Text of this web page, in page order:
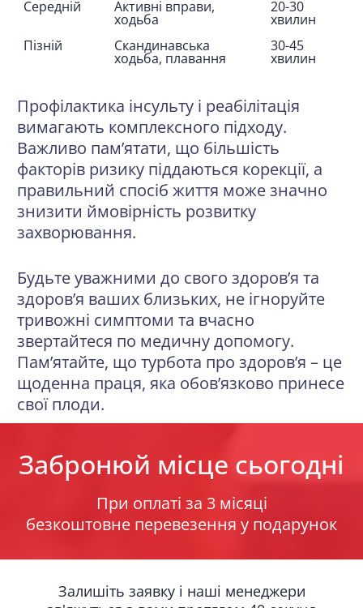
Середній
Активні вправи,
ходьба
20-30
хвилин
Пізній
Скандинавська
ходьба, плавання
30-45
хвилин
Профілактика інсульту і реабілітація
вимагають комплексного підходу.
Важливо пам’ятати, що більшість
факторів ризику піддаються корекції, а
правильний спосіб життя може значно
знизити ймовірність розвитку
захворювання.
Будьте уважними до свого здоров’я та
здоров’я ваших близьких, не ігноруйте
тривожні симптоми та вчасно
звертайтеся по медичну допомогу.
Пам’ятайте, що турбота про здоров’я – це
щоденна праця, яка обов’язково принесе
свої плоди.
Забронюй місце сьогодні
При оплаті за 3 місяці
безкоштовне перевезення у подарунок
Залишіть заявку і наші менеджери